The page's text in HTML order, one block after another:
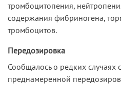
тромбоцитопения,
содержания фибриногена,
тромбоцитов.
Передозировка
Сообщалось о редких случаях
преднамеренной